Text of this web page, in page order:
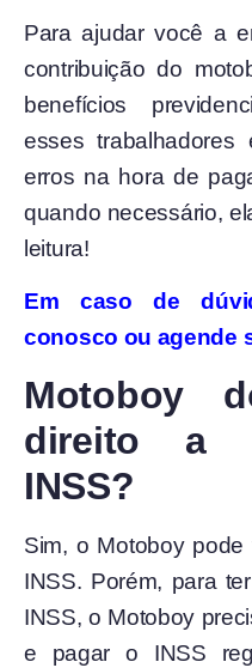
Para ajudar você a
contribuição do
benefícios
esses trabalhadores
erros na hora de
quando necessário,
leitura!
Em caso de
conosco ou agende
Motoboy
direito a
INSS?
Sim, o Motoboy
INSS. Porém, para
INSS, o Motoboy
e pagar o INSS